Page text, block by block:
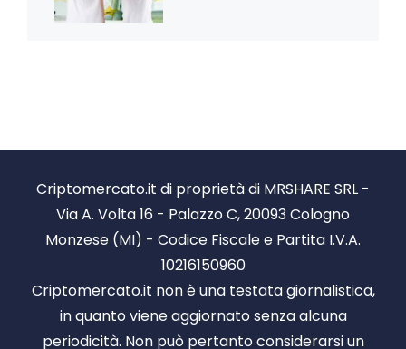
Criptomercato.it di proprietà di MRSHARE SRL -
Via A. Volta 16 - Palazzo C, 20093 Cologno
Monzese (MI) - Codice Fiscale e Partita I.V.A.
10216150960
Criptomercato.it non è una testata giornalistica,
in quanto viene aggiornato senza alcuna
periodicità. Non può pertanto considerarsi un